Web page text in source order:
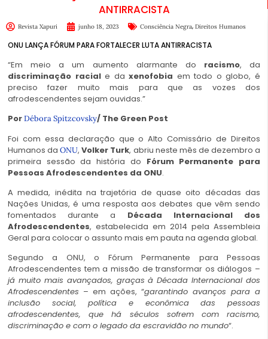
ANTIRRACISTA
Revista Xapuri junho 18, 2023 Consciência Negra, Direitos Humanos
ONU LANÇA FÓRUM PARA FORTALECER LUTA ANTIRRACISTA
“Em meio a um aumento alarmante do racismo, da
discriminação raciale daxenofobia em todo o globo, é
preciso fazer muito mais para que as vozes dos
afrodescendentes sejam ouvidas.”
PorDébora Spitzcovsky/ The Green Post
Foi com essa declaração que o Alto Comissário de Direitos
Humanos daONU,Volker Turk, abriu neste mês de dezembro a
primeira sessão da história do Fórum Permanente para
Pessoas Afrodescendentes da ONU.
A medida, inédita na trajetória de quase oito décadas das
Nações Unidas, é uma resposta aos debates que vêm sendo
fomentados durante a Década Internacional dos
Afrodescendentes, estabelecida em 2014 pela Assembleia
Geral para colocar o assunto mais em pauta na agenda global.
Segundo a ONU, o Fórum Permanente para Pessoas
Afrodescendentes tem a missão de transformar os diálogos –
já muito mais avançados, graças à Década Internacional dos
Afrodescendentes – em ações, “garantindo avanços para a
inclusão social, política e econômica das pessoas
afrodescendentes, que há séculos sofrem com racismo,
discriminação e com o legado da escravidão no mundo“.